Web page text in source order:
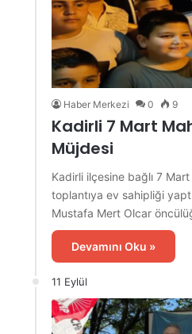
Haber Merkezi 0 9
Kadirli 7 Mart
Müjdesi
Kadirli ilçesine bağlı 7
toplantıya ev sahipliği
Mustafa Mert Olcar
Devamını Oku »
11 Eylül